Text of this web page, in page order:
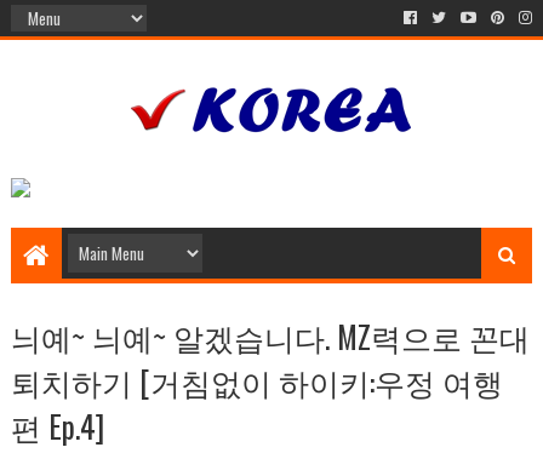
늬예~ 늬예~ 알겠습니다. MZ력으로 꼰대
퇴치하기 [거침없이 하이키:우정 여행
편 Ep.4]